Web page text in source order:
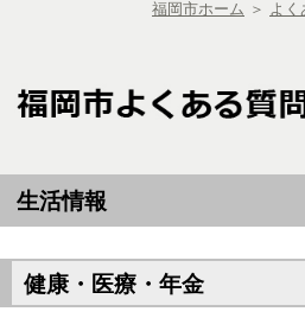
福岡市ホーム ＞ よく
生活情報
健康・医療・年金